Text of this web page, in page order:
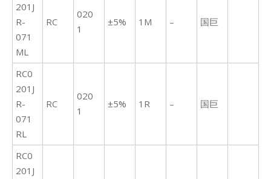
201J
R-
071
ML
RC
020
1
±5% 1M – 国巨
RC0
201J
R-
071
RL
RC
020
1
±5% 1R – 国巨
RC0
201J